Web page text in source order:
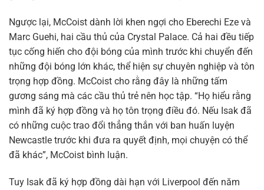
Ngược lại, McCoist dành lời khen ngợi cho Eberechi Eze và
Marc Guehi, hai cầu thủ của Crystal Palace. Cả hai đều tiếp
tục cống hiến cho đội bóng của mình trước khi chuyển đến
những đội bóng lớn khác, thể hiện sự chuyên nghiệp và tôn
trọng hợp đồng. McCoist cho rằng đây là những tấm
gương sáng mà các cầu thủ trẻ nên học tập. “Họ hiểu rằng
mình đã ký hợp đồng và họ tôn trọng điều đó. Nếu Isak đã
có những cuộc trao đổi thẳng thắn với ban huấn luyện
Newcastle trước khi đưa ra quyết định, mọi chuyện có thể
đã khác”, McCoist bình luận.
Tuy Isak đã ký hợp đồng dài hạn với Liverpool đến năm